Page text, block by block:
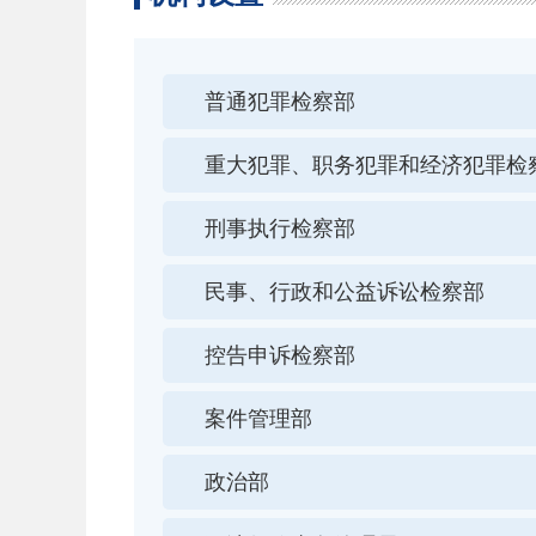
普通犯罪检察部
重大犯罪、职务犯罪和经济犯罪检
刑事执行检察部
民事、行政和公益诉讼检察部
控告申诉检察部
案件管理部
政治部